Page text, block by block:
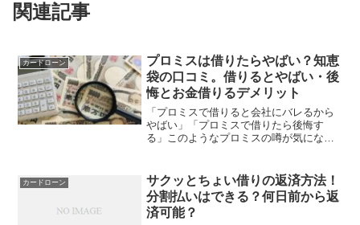
関連記事
カードローン
プロミスは借りたらやばい？知恵
袋の口コミ。借りるとやばい・後
悔とお金借りるデメリット
「プロミスで借りると会社にバレるから
やばい」「プロミスで借りたら後悔す
る」このようなプロミスの噂が気になっ
の大手消費者金融です。しかし口コミ評
判では「プロミスやばい」...
カードローン
サクッとちょい借りの返済方法！
分割払いはできる？何日前から返
済可能？